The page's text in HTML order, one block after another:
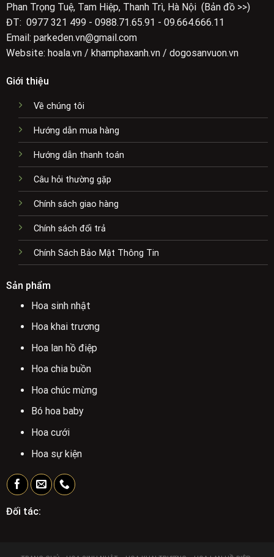
Phan Trọng Tuệ, Tam Hiệp, Thanh Trì, Hà Nội (Bản đồ >>)
ĐT: 0977 321 499 - 0988.71.65.91 - 09.664.666.11
Email: parkeden.vn@gmail.com
Website: hoala.vn / khamphaxanh.vn / dogosanvuon.vn
Giới thiệu
Về chúng tôi
Hướng dẫn mua hàng
Hướng dẫn thanh toán
Câu hỏi thường gặp
Chính sách giao hàng
Chính sách đổi trả
Chính Sách Bảo Mật Thông Tin
Sản phẩm
Hoa sinh nhật
Hoa khai trương
Hoa lan hồ điệp
Hoa chia buồn
Hoa chúc mừng
Bó hoa baby
Hoa cưới
Hoa sự kiện
Đối tác: